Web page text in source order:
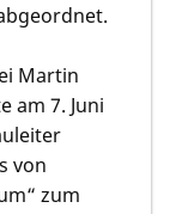
Martin
am 7. Juni
von
zum